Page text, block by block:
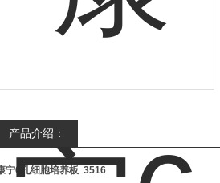
产品介绍：
宁6孔细胞培养板 3516